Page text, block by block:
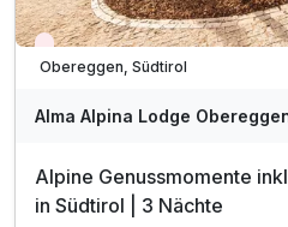
Nur noch Restplätze
Obereggen, Südtirol
Alma Alpina Lodge
Alpine Genussmomente
in Südtirol | 3 Nächte